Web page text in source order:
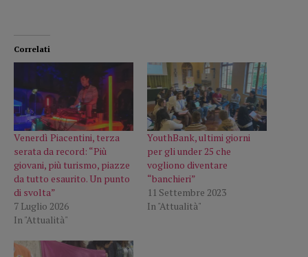
Correlati
Venerdì Piacentini, terza
serata da record: “Più
giovani, più turismo, piazze
da tutto esaurito. Un punto
di svolta”
7 Luglio 2026
In "Attualità"
YouthBank, ultimi giorni
per gli under 25 che
vogliono diventare
“banchieri”
11 Settembre 2023
In "Attualità"